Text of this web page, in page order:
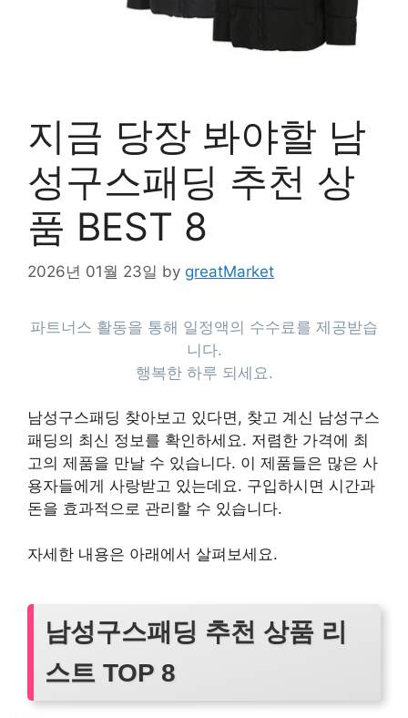
지금 당장 봐야할 남
성구스패딩 추천 상
품 BEST 8
2026년 01월 23일 by greatMarket
파트너스 활동을 통해 일정액의 수수료를 제공받습
니다.
행복한 하루 되세요.
남성구스패딩 찾아보고 있다면, 찾고 계신 남성구스
패딩의 최신 정보를 확인하세요. 저렴한 가격에 최
고의 제품을 만날 수 있습니다. 이 제품들은 많은 사
용자들에게 사랑받고 있는데요. 구입하시면 시간과
돈을 효과적으로 관리할 수 있습니다.
자세한 내용은 아래에서 살펴보세요.
남성구스패딩 추천 상품 리
스트 TOP 8